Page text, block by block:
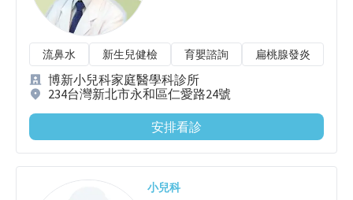
流鼻水 新生兒健檢 育嬰諮詢 扁桃腺發炎
博新小兒科家庭醫學科診所
234台灣新北市永和區仁愛路24號
安排看診
小兒科